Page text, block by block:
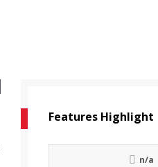
Features Highlight
n/a